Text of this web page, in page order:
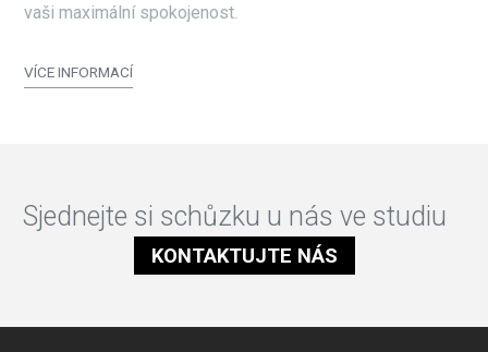
vaši maximální spokojenost.
VÍCE INFORMACÍ
Sjednejte si schůzku u nás ve studiu
KONTAKTUJTE NÁS